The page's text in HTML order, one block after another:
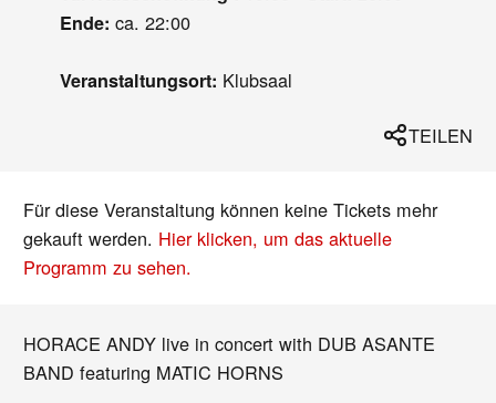
Ende: ca. 22:00
Veranstaltungsort: Klubsaal
TEILEN
Für diese Veranstaltung können keine Tickets mehr
gekauft werden. Hier klicken, um das aktuelle
Programm zu sehen.
HORACE ANDY live in concert with DUB ASANTE
BAND featuring MATIC HORNS